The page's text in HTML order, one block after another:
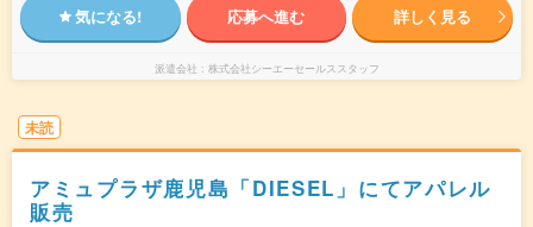
気になる! 応募へ進む 詳しく見る
派遣会社 株式会社シーエーセールススタッフ
未読
アミュプラザ鹿児島「DIESEL」にてアパレル
販売